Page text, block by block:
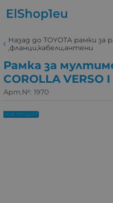
Назад до TOYOTA рамки за
,фланци,кабели,антени
Рамка за
COROLLA VERSO
Арт.№: 1970
НОВ ПРОДУКТ